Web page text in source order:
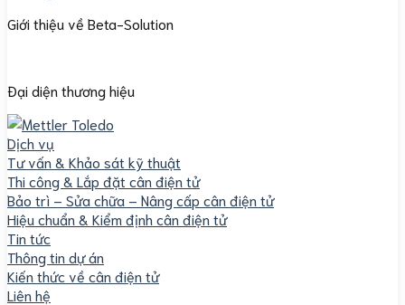
Giới thiệu về Beta-Solution
Đại diện thương hiệu
Dịch vụ
Tư vấn & Khảo sát kỹ thuật
Thi công & Lắp đặt cân điện tử
Bảo trì – Sửa chữa – Nâng cấp cân điện tử
Hiệu chuẩn & Kiểm định cân điện tử
Tin tức
Thông tin dự án
Kiến thức về cân điện tử
Liên hệ